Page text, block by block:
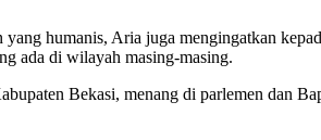
humanis, Aria juga mengingatkan
ada di wilayah masing-masing.
Bekasi, menang di parlemen dan